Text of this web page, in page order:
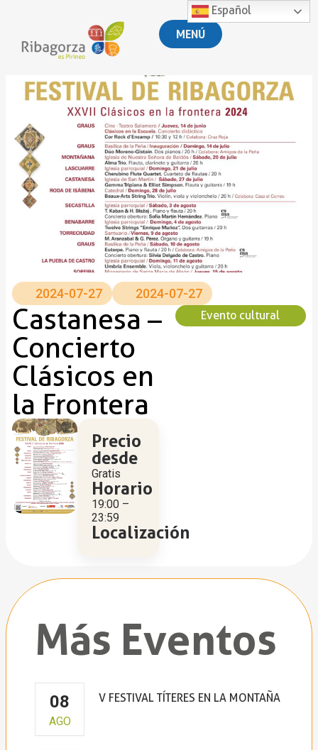
MENÚ
2024-07-27 2024-07-27
Castanesa –
Concierto
Clásicos en
la Frontera
Evento cultural
Precio
desde
Gratis
Horario
19:00 –
23:59
Localización
Más Eventos
08
AGO
V FESTIVAL TÍTERES EN LA MONTAÑA
Español